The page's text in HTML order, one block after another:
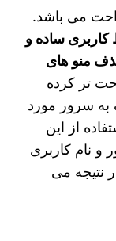
می‌ باشد.
کاربری ساده و
منو های
تر کرده
به سرور مورد
از این
و نام کاربری
نتیجه می